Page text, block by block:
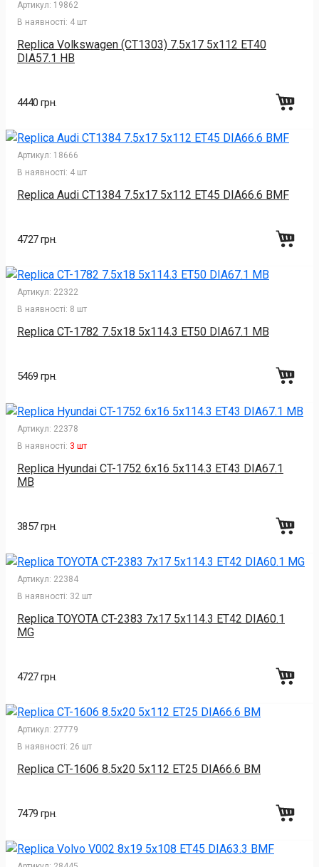
Артикул: 19862
В наявності: 4 шт
Replica Volkswagen (CT1303) 7.5x17 5x112 ET40
DIA57.1 HB
4440 грн.
Артикул: 18666
В наявності: 4 шт
Replica Audi CT1384 7.5x17 5x112 ET45 DIA66.6 BMF
4727 грн.
Артикул: 22322
В наявності: 8 шт
Replica CT-1782 7.5x18 5x114.3 ET50 DIA67.1 MB
5469 грн.
Артикул: 22378
В наявності: 3 шт
Replica Hyundai CT-1752 6x16 5x114.3 ET43 DIA67.1
MB
3857 грн.
Артикул: 22384
В наявності: 32 шт
Replica TOYOTA CT-2383 7x17 5x114.3 ET42 DIA60.1
MG
4727 грн.
Артикул: 27779
В наявності: 26 шт
Replica CT-1606 8.5x20 5x112 ET25 DIA66.6 BM
7479 грн.